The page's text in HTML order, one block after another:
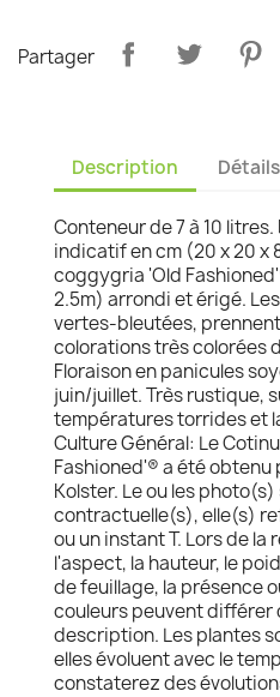
Partager
Description
Conteneur de 7 à 10
indicatif en cm (20 x 20 x
coggygria 'Old
2.5m) arrondi et érigé.
vertes-bleutées,
colorations très colorées
Floraison en panicules
juin/juillet. Très rustique,
températures torrides et
Culture Général: Le
Fashioned'® a été obtenu
Kolster. Le ou les
contractuelle(s), elle(s)
ou un instant T. Lors de
l'aspect, la hauteur, le
de feuillage, la présence
couleurs peuvent différer
description. Les plantes
elles évoluent avec le
constaterez des